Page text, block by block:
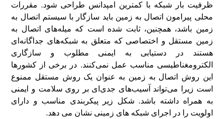
ظرفیت بار شبکه با کمترین امپدانس طراحی شود. مقررات
محلی پیرامون اتصال به زمین باید سازگار با سیستم اتصال به
زمین باشد، همچنین، ثابت شده است که میله‌های اتصال به
زمین مستقل و اختصاصی که متعلق به شبکه‌های جداگانه‌ای
هستند در دستیابی به ایمنی مطلوب و سازگاری
الکترومغناطیسی مناسب عمل نمی‌کنند. در برخی از کشورها
این روش اتصال به زمین به عنوان یک روش مستقل ممنوع
است زیرا می‌تواند آسیب‌های جدی‌ای بر روی سلامت و ایمنی
به همراه داشته باشد. شکل زیر پیکربندی مناسب و دارای
اولویت را در اجرای شبکه ‌های زمینی نشان می دهد.